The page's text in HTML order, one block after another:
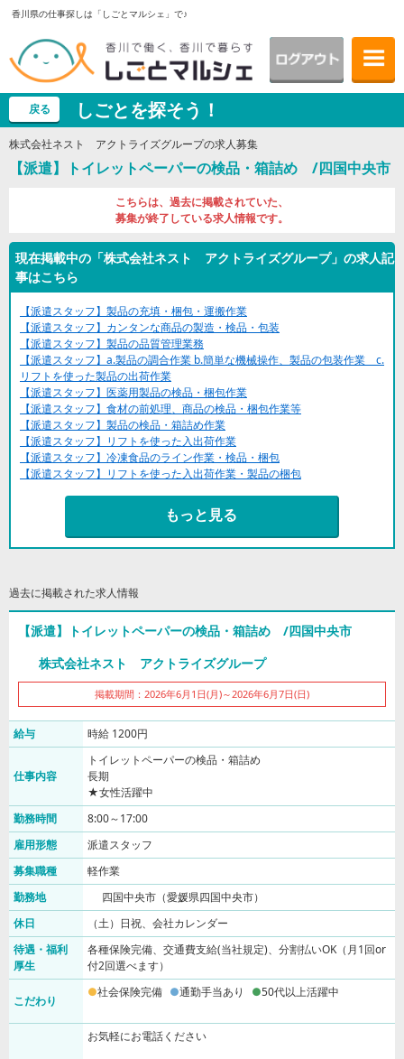
香川県の仕事探しは「しごとマルシェ」で♪
戻る しごとを探そう！
株式会社ネスト アクトライズグループの求人募集
【派遣】トイレットペーパーの検品・箱詰め /四国中央市
こちらは、過去に掲載されていた、
募集が終了している求人情報です。
現在掲載中の「株式会社ネスト アクトライズグループ」の求人記
事はこちら
【派遣スタッフ】製品の充填・梱包・運搬作業
【派遣スタッフ】カンタンな商品の製造・検品・包装
【派遣スタッフ】製品の品質管理業務
【派遣スタッフ】a.製品の調合作業 b.簡単な機械操作、製品の包装作業 c.
リフトを使った製品の出荷作業
【派遣スタッフ】医薬用製品の検品・梱包作業
【派遣スタッフ】食材の前処理、商品の検品・梱包作業等
【派遣スタッフ】製品の検品・箱詰め作業
【派遣スタッフ】リフトを使った入出荷作業
【派遣スタッフ】冷凍食品のライン作業・検品・梱包
【派遣スタッフ】リフトを使った入出荷作業・製品の梱包
もっと見る
過去に掲載された求人情報
【派遣】トイレットペーパーの検品・箱詰め /四国中央市
株式会社ネスト アクトライズグループ
掲載期間：2026年6月1日(月)～2026年6月7日(日)
給与 時給 1200円
仕事内容
トイレットペーパーの検品・箱詰め
長期
★女性活躍中
勤務時間
8:00～17:00
雇用形態
派遣スタッフ
募集職種
軽作業
勤務地
四国中央市（愛媛県四国中央市）
休日
（土）日祝、会社カレンダー
待遇・福利
厚生
各種保険完備、交通費支給(当社規定)、分割払いOK（月1回or
付2回選べます）
こだわり
社会保険完備 通勤手当あり 50代以上活躍中
お気軽にお電話ください